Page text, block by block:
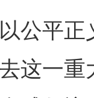
平正
这一